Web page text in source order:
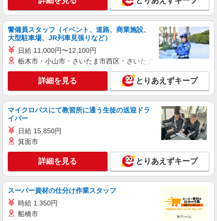
COCO DEAL（ココディール） ルミネ横浜店
未経験歓迎のアパレル販売スタッフ
未経験：月給243,800円〜400,000円 経験者
（店長候補）：月給300,000円〜 ※試用期間中は
270,000円〜 ★固定残業手当：30,800円（月給に
含む） ※経験・能力考慮 ※固定残業時間は1ヶ月
あたり20時間、超過時は追加で残業手当支給 ※月
3万円まで交通費支給 ※試用期間（2〜3ヶ月）も
制手当／住宅手当（実家外かつ賃貸の場合のみ別
途支給）※試用期間明けから支給／特別手当 ※手
当の種類はエリアにより異なります。詳細は面接
丁目16-1 ルミネ横浜3F
キープ 詳細を見る
正社員
Stola.（ストラ）横浜ジョイナス店
【店長候補募集】接客・販売・お店作り〜マネ
未経験：月給243,800円〜400,000円 経験者
（店長候補）：月給300,000円〜 ※試用期間中は
含む） ※経験・能力考慮 ※固定残業時間は1ヶ月
あたり20時間、超過時は追加で残業手当支給 ※月
3万円まで交通費支給 ※試用期間（2〜3ヶ月）も
≪横浜ジョイナス店≫ 神奈川県横浜市西区南
幸1-4 横浜ジョイナスB1F
詳細を見る
警備員スタッフ（イベント、道路、商業施設、
大型駐車場、JR列車見張りなど）
日給 11,000円〜12,100円
栃木市・小山市・さいたま市西区・さいたま市岩槻区・久喜市・
詳細を見る とりあえずキープ
マイクロバスにて教習所に通う生徒の送迎ドラ
イバー
日給 15,850円
箕面市
詳細を見る とりあえずキープ
スーパー資材の仕分け作業スタッフ
時給 1,350円
船橋市